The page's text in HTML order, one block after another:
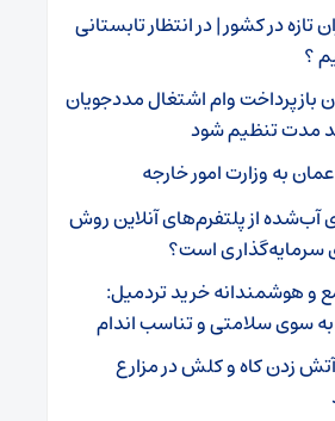
تازه در کشور | در انتظار تابستانی
؟
بازپرداخت وام اشتغال مددجویان
مدت تنظیم شود
به وزارت امور خارجه
آب‌شده از پلتفرم‌های آنلاین روش
سرمایه‌گذاری است؟
و هوشمندانه خرید تردمیل:
سوی سلامتی و تناسب اندام
آتش زدن کاه و کلش در مزارع